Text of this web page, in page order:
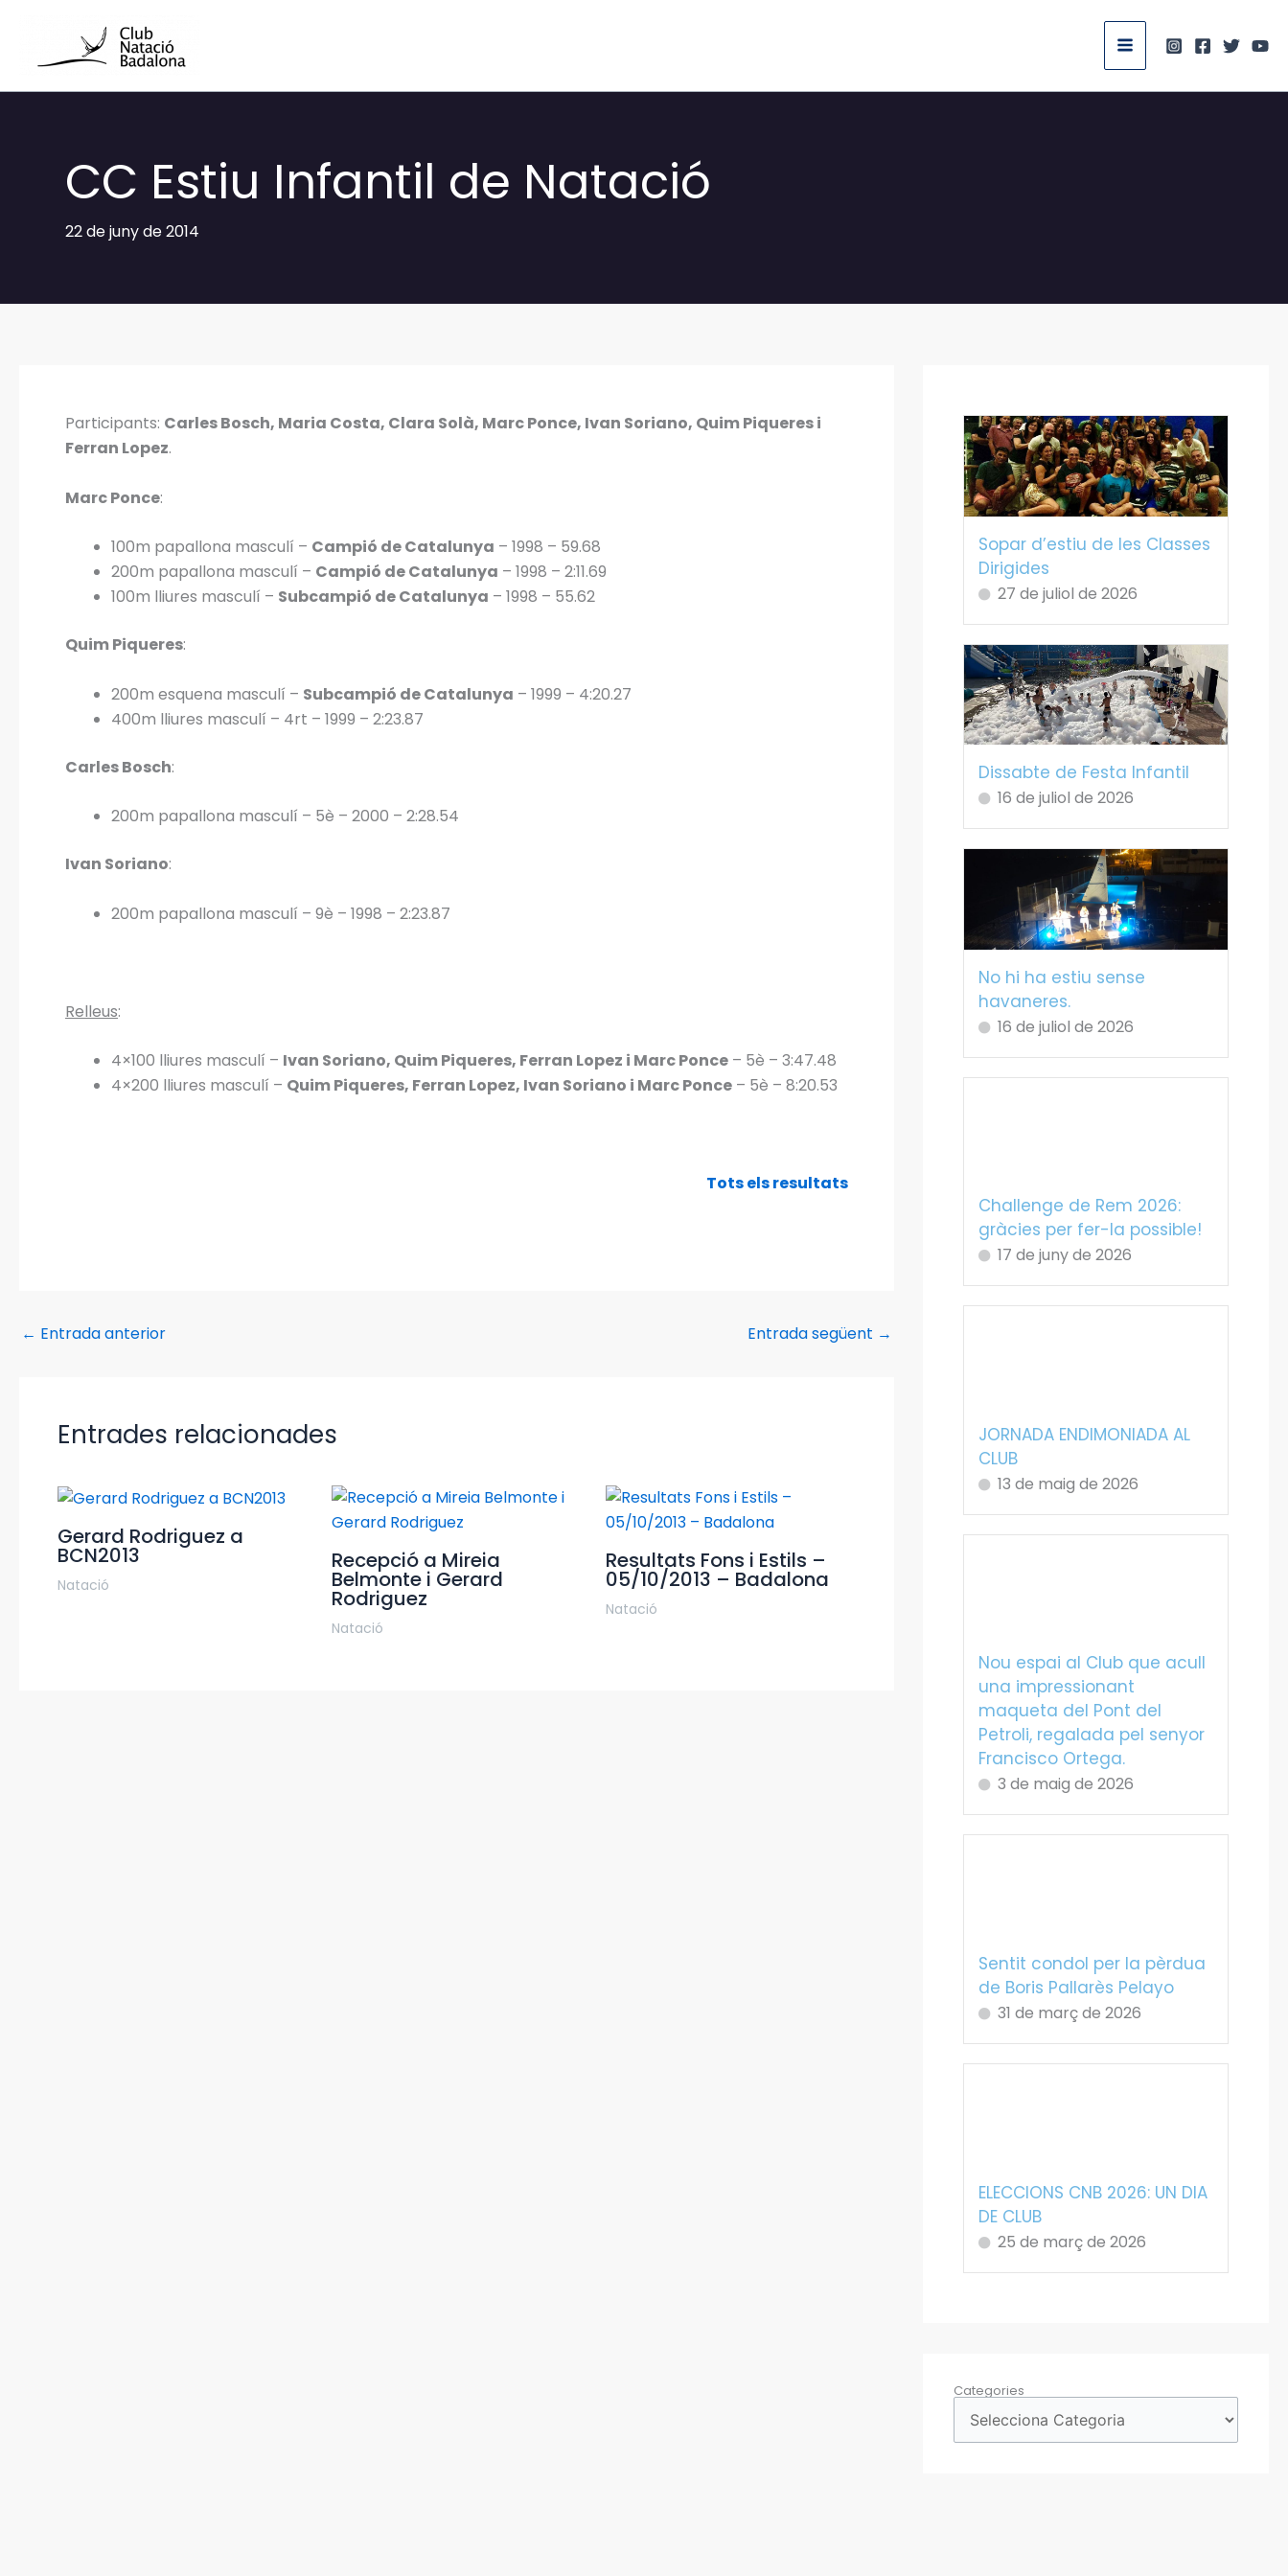
contingut
CC Estiu Infantil de Natació
22 de juny de 2014
Participants: Carles Bosch, Maria Costa, Clara Solà, Marc Ponce, Ivan Soriano, Quim Piqueres i
Ferran Lopez.
Marc Ponce:
100m papallona masculí – Campió de Catalunya – 1998 – 59.68
200m papallona masculí – Campió de Catalunya – 1998 – 2:11.69
100m lliures masculí – Subcampió de Catalunya – 1998 – 55.62
Quim Piqueres:
200m esquena masculí – Subcampió de Catalunya – 1999 – 4:20.27
400m lliures masculí – 4rt – 1999 – 2:23.87
Carles Bosch:
200m papallona masculí – 5è – 2000 – 2:28.54
Ivan Soriano:
200m papallona masculí – 9è – 1998 – 2:23.87
Relleus:
4×100 lliures masculí – Ivan Soriano, Quim Piqueres, Ferran Lopez i Marc Ponce – 5è – 3:47.48
4×200 lliures masculí – Quim Piqueres, Ferran Lopez, Ivan Soriano i Marc Ponce – 5è – 8:20.53
Tots els resultats
← Entrada anterior Entrada següent →
Entrades relacionades
Gerard Rodriguez a
BCN2013
Natació
Recepció a Mireia
Belmonte i Gerard
Rodriguez
Natació
Resultats Fons i Estils –
05/10/2013 – Badalona
Natació
Sopar d’estiu de les Classes
Dirigides
27 de juliol de 2026
Dissabte de Festa Infantil
16 de juliol de 2026
No hi ha estiu sense
havaneres.
16 de juliol de 2026
Challenge de Rem 2026:
gràcies per fer-la possible!
17 de juny de 2026
JORNADA ENDIMONIADA AL
CLUB
13 de maig de 2026
Nou espai al Club que acull
una impressionant
maqueta del Pont del
Petroli, regalada pel senyor
Francisco Ortega.
3 de maig de 2026
Sentit condol per la pèrdua
de Boris Pallarès Pelayo
31 de març de 2026
ELECCIONS CNB 2026: UN DIA
DE CLUB
25 de març de 2026
Categories